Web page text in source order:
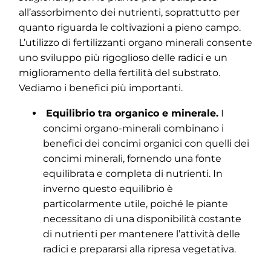
all’assorbimento dei nutrienti, soprattutto per
quanto riguarda le coltivazioni a pieno campo.
L’utilizzo di fertilizzanti organo minerali consente
uno sviluppo più rigoglioso delle radici e un
miglioramento della fertilità del substrato.
Vediamo i benefici più importanti.
Equilibrio tra organico e minerale. I
concimi organo-minerali combinano i
benefici dei concimi organici con quelli dei
concimi minerali, fornendo una fonte
equilibrata e completa di nutrienti. In
inverno questo equilibrio è
particolarmente utile, poiché le piante
necessitano di una disponibilità costante
di nutrienti per mantenere l’attività delle
radici e prepararsi alla ripresa vegetativa.